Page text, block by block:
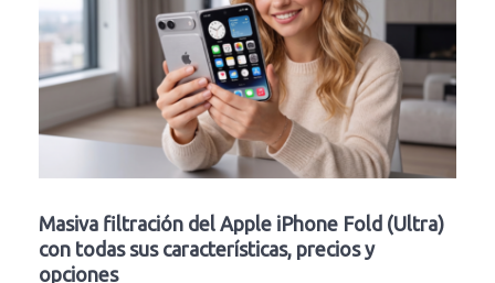
Masiva filtración del Apple iPhone Fold (Ultra)
con todas sus características, precios y
opciones